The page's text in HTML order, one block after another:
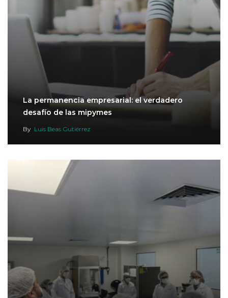
La permanencia empresarial: el verdadero
desafío de las mipymes
By Luis Beas Gutiérrez